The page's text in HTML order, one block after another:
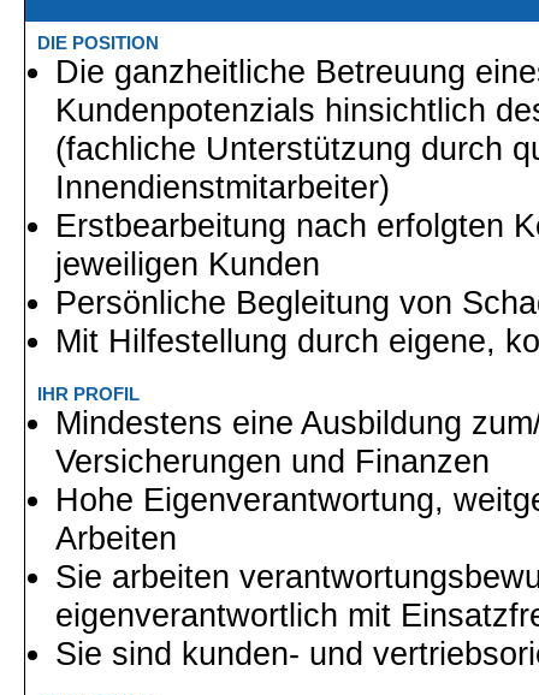
DIE POSITION
Die ganzheitliche Betreuung
Kundenpotenzials hinsichtlich
(fachliche Unterstützung durch
Innendienstmitarbeiter)
Erstbearbeitung nach erfolgten
jeweiligen Kunden
Persönliche Begleitung von
Mit Hilfestellung durch eigene,
IHR PROFIL
Mindestens eine Ausbildung
Versicherungen und Finanzen
Hohe Eigenverantwortung,
Arbeiten
Sie arbeiten
eigenverantwortlich mit
Sie sind kunden- und